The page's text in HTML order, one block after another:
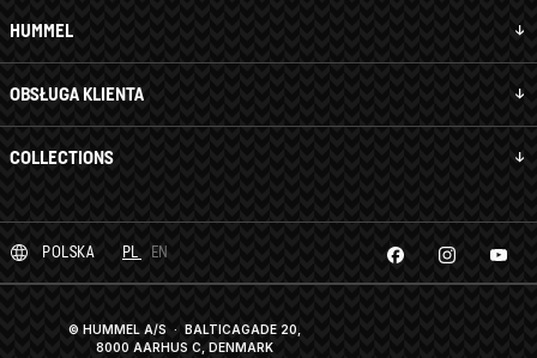
HUMMEL
OBSŁUGA KLIENTA
COLLECTIONS
POLSKA PL EN
© HUMMEL A/S · BALTICAGADE 20,
8000 AARHUS C, DENMARK